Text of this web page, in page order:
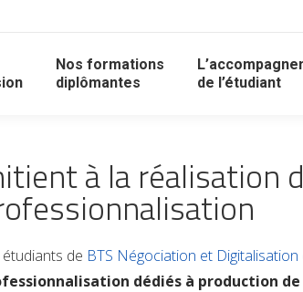
Nos formations
diplômantes
de l’étudiant
à la réalisation
de BTS Négociation et Digitalisation
dédiés à production de